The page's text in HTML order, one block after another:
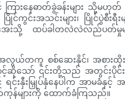
နေဓာတ်ခွဲခန်းများ သို့မဟုတ်
င်းအသင်းများ၊ ပြိုင်ပွဲစီးရီ
အေးသို့ ထပ်ခါတလဲလဲလည်ပတ်မှုမ
င် အလွယ်တကူ စစ်ဆေးနိုင်၊ အစာ
င့်ဆိုသော် ၎င်းတို့သည် အတွင်းပိုင်း
းမြှုပ်နှံနေပါက အာမခံနှင့် အစ
ကုန်များကို ထောက်ခံကြသည်။